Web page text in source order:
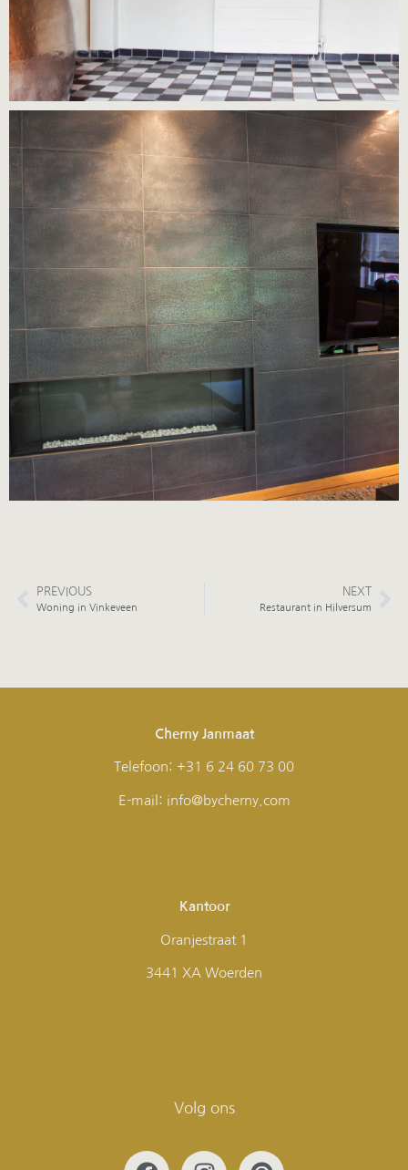
PREVIOUS
Woning in Vinkeveen
NEXT
Restaurant in Hilversum
Cherny Janmaat
Telefoon: +31 6 24 60 73 00
E-mail: info@bycherny.com
Kantoor
Oranjestraat 1
3441 XA Woerden
Volg ons